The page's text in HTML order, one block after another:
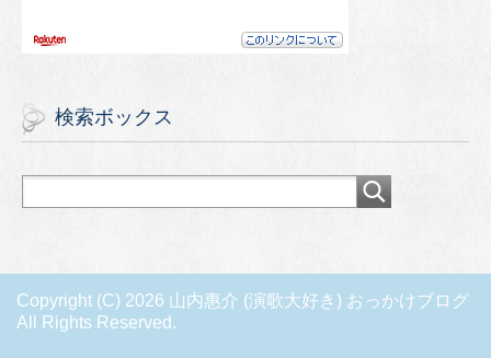
検索ボックス
Copyright (C) 2026 山内惠介 (演歌大好き) おっかけブログ
All Rights Reserved.